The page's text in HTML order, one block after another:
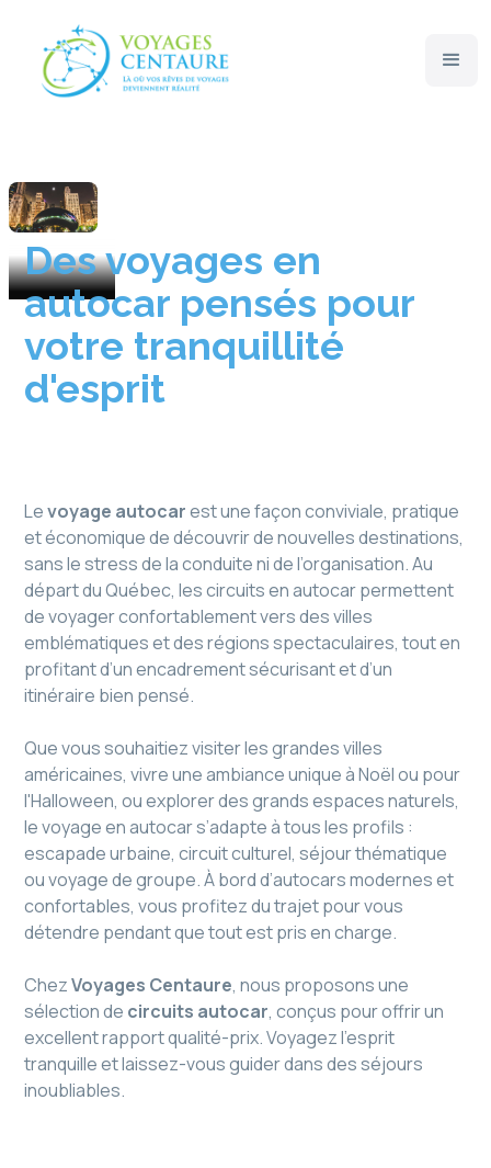
Spécialités
Voyages en Autocar
Des voyages en
autocar pensés pour
votre tranquillité
d'esprit
Levoyage autocarest une façon conviviale, pratique
et économique de découvrir de nouvelles destinations,
sans le stress de la conduite ni de l’organisation. Au
départ du Québec, les circuits en autocar permettent
de voyager confortablement vers des villes
emblématiques et des régions spectaculaires, tout en
profitant d’un encadrement sécurisant et d’un
itinéraire bien pensé.
Que vous souhaitiez visiter les grandes villes
américaines, vivre une ambiance unique à Noël ou pour
l'Halloween, ou explorer des grands espaces naturels,
le voyage en autocar s’adapte à tous les profils :
escapade urbaine, circuit culturel, séjour thématique
ou voyage de groupe. À bord d’autocars modernes et
confortables, vous profitez du trajet pour vous
détendre pendant que tout est pris en charge.
ChezVoyages Centaure, nous proposons une
sélection de circuits autocar, conçus pour offrir un
excellent rapport qualité-prix. Voyagez l’esprit
tranquille et laissez-vous guider dans des séjours
inoubliables.